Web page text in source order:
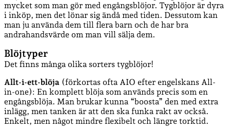
mycket som man gör med engångsblöjor. Tygblöjor är dyra
i inköp, men det lönar sig ändå med tiden. Dessutom kan
man ju använda dem till flera barn och de har bra
andrahandsvärde om man vill sälja dem.
Blöjtyper
Det finns många olika sorters tygblöjor!
Allt-i-ett-blöja (förkortas ofta AIO efter engelskans All-
in-one): En komplett blöja som används precis som en
engångsblöja. Man brukar kunna “boosta” den med extra
inlägg, men tanken är att den ska funka rakt av också.
Enkelt, men något mindre flexibelt och längre torktid.